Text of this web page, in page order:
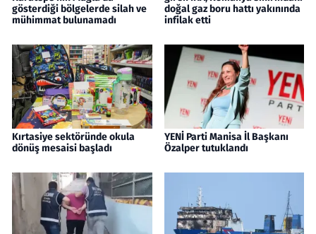
gösterdiği bölgelerde silah ve
mühimmat bulunamadı
doğal gaz boru hattı yakınında
infilak etti
Kırtasiye sektöründe okula
dönüş mesaisi başladı
YENİ Parti Manisa İl Başkanı
Özalper tutuklandı